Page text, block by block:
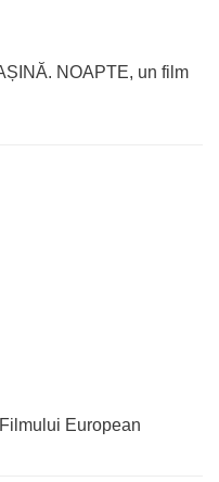
NOAPTE, un film
European